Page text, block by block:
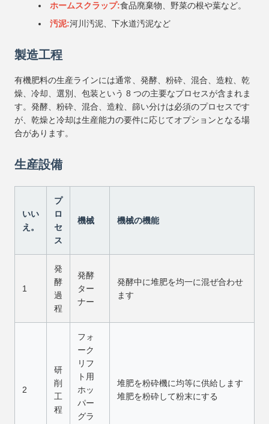
ホームスクラップ:食品廃棄物、野菜の根や葉など。
汚泥:河川汚泥、下水道汚泥など
製造工程
有機肥料の生産ラインには通常、発酵、粉砕、混合、造粒、乾
燥、冷却、選別、包装という 8 つの主要なプロセスが含まれま
す。発酵、粉砕、混合、造粒、篩い分けは必須のプロセスです
が、乾燥と冷却は生産能力の要件に応じてオプションとなる場
合があります。
生産設備
いい
え。
プ
ロ
セ
ス
機械 機械の機能
1
発
酵
過
程
発酵
ター
ナー
発酵中に堆肥を均一に混ぜ合わせ
ます
2
研
削
工
程
フォ
ーク
リフ
ト用
ホッ
パー
グラ
堆肥を粉砕機に均等に供給します
堆肥を粉砕して粉末にする